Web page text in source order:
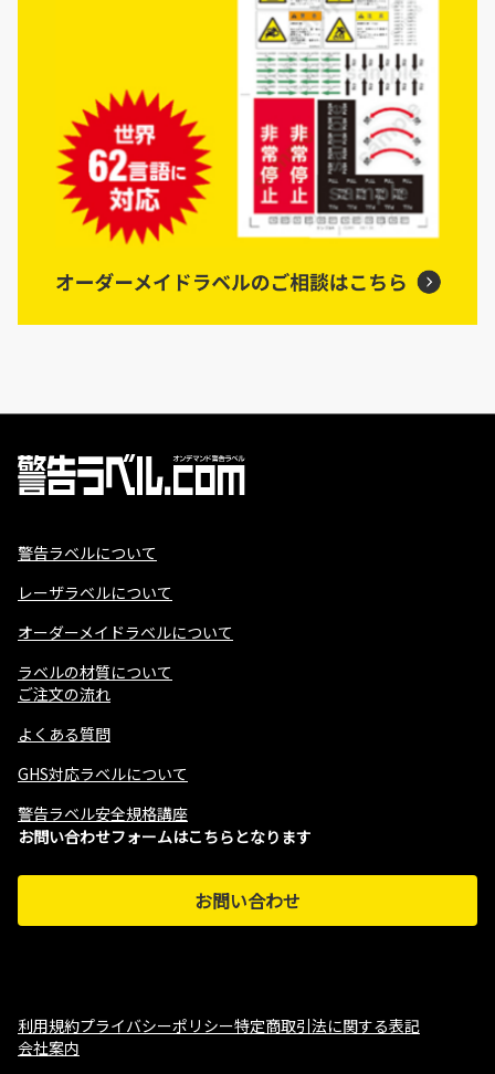
警告ラベルについて
レーザラベルについて
オーダーメイドラベルについて
ラベルの材質について
ご注文の流れ
よくある質問
GHS対応ラベルについて
警告ラベル安全規格講座
お問い合わせフォームはこちらとなります
お問い合わせ
利用規約プライバシーポリシー特定商取引法に関する表記
会社案内